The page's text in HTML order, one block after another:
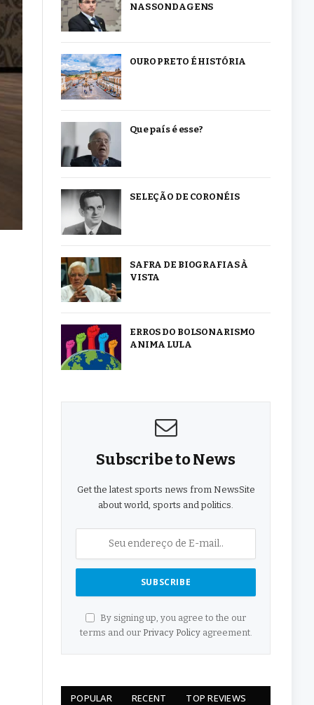
NAS SONDAGENS
OURO PRETO É HISTÓRIA
Que país é esse?
SELEÇÃO DE CORONÉIS
SAFRA DE BIOGRAFIAS À
VISTA
ERROS DO BOLSONARISMO
ANIMA LULA
Subscribe to News
Get the latest sports news from NewsSite
about world, sports and politics.
By signing up, you agree to the our
terms and our Privacy Policyagreement.
POPULAR RECENT TOP REVIEWS